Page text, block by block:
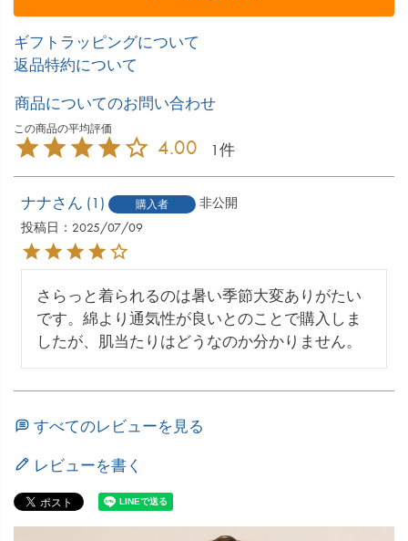
ギフトラッピングについて
返品特約について
商品についてのお問い合わせ
4.00 1
ナナ 1 購入者
非公開
投稿日
2025/07/09
さらっと着られるのは暑い季節大変ありがたい
です。綿より通気性が良いとのことで購入しま
したが、肌当たりはどうなのか分かりません。
すべてのレビューを見る
レビューを書く